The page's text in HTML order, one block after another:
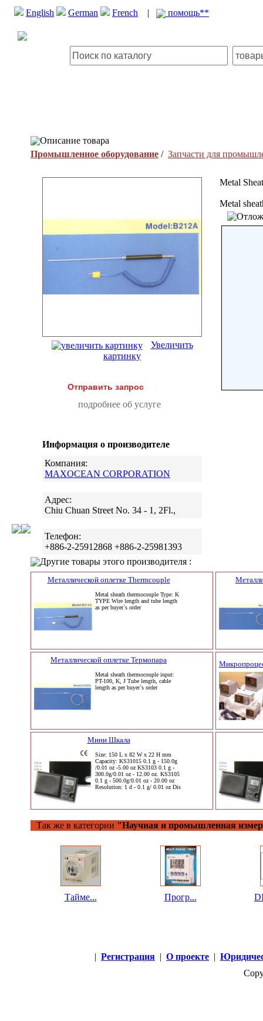
English German French | помощь**
Описание товара
Промышленное оборудование / Запчасти для
Увеличить
картинку
Отправить запрос
подробнее об услуге
Информация о производителе
Компания:
MAXOCEAN CORPORATION
Адрес:
Chiu Chuan Street No. 34 - 1, 2Fl.,
Телефон:
+886-2-25912868 +886-2-25981393
Metal
Metal
Другие товары этого производителя :
Металлической оплетке Thermcouple
Metal sheath thermocouple Type: K
TYPE Wire length and tube length
as per buyer`s order
Металлической оплетке Термопара
Metal sheath thermocouple input:
PT-100, K, J Tube length, cable
length as per buyer`s order
Мини Шкала
Size: 150 L x 82 W x 22 H mm
Capacity: KS31015 0.1 g - 150.0g
/0.01 oz -5.00 oz KS3103 0.1 g -
300.0g/0.01 oz - 12.00 oz. KS3105
0.1 g - 500.0g/0.01 oz - 20.00 oz
Resolution: 1 d - 0.1 g/ 0.01 oz Dis
Так же в категории "Научная и промышленная
Тайме... Прогр...
| Регистрация | О проекте |